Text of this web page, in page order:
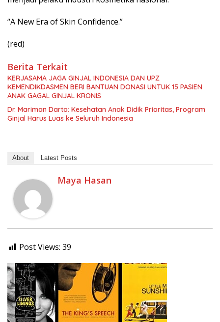
“A New Era of Skin Confidence.”
(red)
Berita Terkait
KERJASAMA JAGA GINJAL INDONESIA DAN UPZ
KEMENDIKDASMEN BERI BANTUAN DONASI UNTUK 15 PASIEN
ANAK GAGAL GINJAL KRONIS
Dr. Mariman Darto: Kesehatan Anak Didik Prioritas, Program
Ginjal Harus Luas ke Seluruh Indonesia
About Latest Posts
Maya Hasan
Post Views: 39